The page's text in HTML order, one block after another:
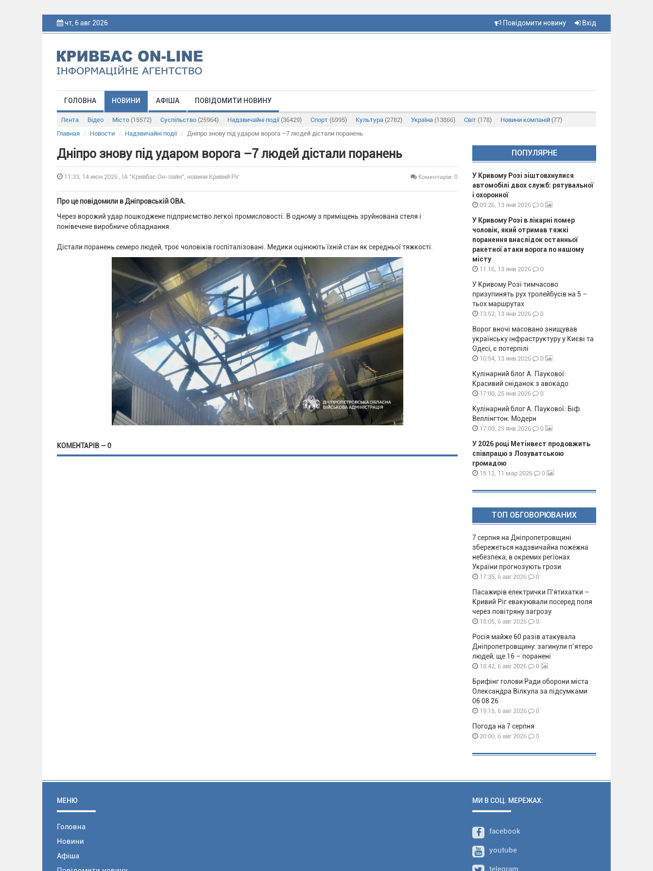
чт, 6 авг 2026 Повідомити новину Вхід
ГОЛОВНА НОВИНИ АФІША ПОВІДОМИТИ НОВИНУ
Лента Відео Місто (15572) Суспільство (25964) Надзвичайні події (36429) Спорт (6995) Культура (2782) Україна (13866) Світ (178) Новини компаній (77)
Главная
Новости Надзвичайні події Дніпро знову під ударом ворога –7 людей дістали поранень
Дніпро знову під ударом ворога –7 людей дістали поранень
11:33, 14 июн 2026 , ІА "Кривбас Он-лайн", новини Кривий Ріг Коментарів: 0
Про це повідомили в Дніпровській ОВА.
Через ворожий удар пошкоджене підприємство легкої промисловості. В одному з приміщень зруйнована стеля і
понівечене виробниче обладнання.
Дістали поранень семеро людей, троє чоловіків госпіталізовані. Медики оцінюють їхній стан як середньої тяжкості.
КОМЕНТАРІВ — 0
ПОПУЛЯРНЕ
У Кривому Розі зіштовхнулися
автомобілі двох служб: рятувальної
і охоронної
09:26, 13 янв 2026 0
У Кривому Розі в лікарні помер
чоловік, який отримав тяжкі
поранення внаслідок останньої
ракетної атаки ворога по нашому
місту
11:16, 13 янв 2026 0
У Кривому Розі тимчасово
призупинять рух тролейбусів на 5 –
тьох маршрутах
13:52, 13 янв 2026 0
Ворог вночі масовано знищував
українську інфраструктуру у Києві та
Одесі, є потерпілі
10:54, 13 янв 2026 0
Кулінарний блог А. Паукової:
Красивий сніданок з авокадо
17:00, 25 янв 2026 0
Кулінарний блог А. Паукової: Біф
Веллінгтон. Модерн
17:00, 29 янв 2026 0
У 2026 році Метінвест продовжить
співпрацю з Лозуватською
громадою
15:12, 11 мар 2026 0
ТОП ОБГОВОРЮВАНИХ
7 серпня на Дніпропетровщині
збережеться надзвичайна пожежна
небезпека, в окремих регіонах
України прогнозують грози
17:35, 6 авг 2026 0
Пасажирів електрички П'ятихатки –
Кривий Ріг евакуювали посеред поля
через повітряну загрозу
18:05, 6 авг 2026 0
Росія майже 60 разів атакувала
Дніпропетровщину: загинули п’ятеро
людей, ще 16 – поранені
18:42, 6 авг 2026 0
Брифінг голови Ради оборони міста
Олександра Вілкула за підсумками
06 08 26
19:15, 6 авг 2026 0
Погода на 7 серпня
20:00, 6 авг 2026 0
МЕНЮ
Головна
Новини
Афіша
МИ В СОЦ. МЕРЕЖАХ:
facebook
youtube
telegram